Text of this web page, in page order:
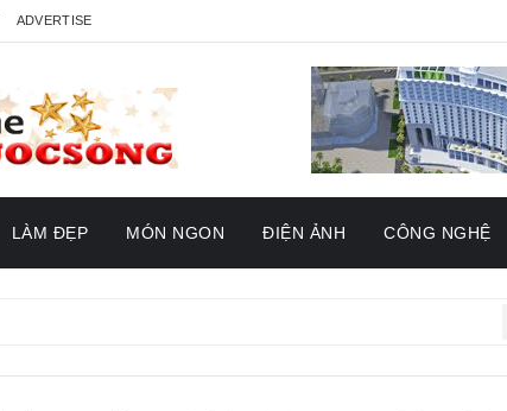
ADVERTISE
LÀM ĐẸP MÓN NGON ĐIỆN ẢNH CÔNG NGHỆ